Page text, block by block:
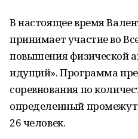
В настоящее время
принимает участие во
повышения физической
идущий». Программа
соревнования по
определенный
26 человек.